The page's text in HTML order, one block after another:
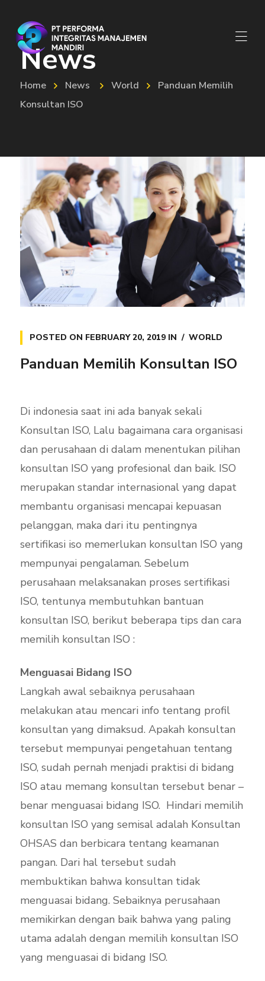
News
Home News World
Panduan Memilih
Konsultan ISO
POSTED ON FEBRUARY 20, 2019IN WORLD
Panduan Memilih Konsultan ISO
Di indonesia saat ini ada banyak sekali
Konsultan ISO, Lalu bagaimana cara organisasi
dan perusahaan di dalam menentukan pilihan
konsultan ISO yang profesional dan baik. ISO
merupakan standar internasional yang dapat
membantu organisasi mencapai kepuasan
pelanggan, maka dari itu pentingnya
sertifikasi iso memerlukan konsultan ISO yang
mempunyai pengalaman. Sebelum
perusahaan melaksanakan proses sertifikasi
ISO, tentunya membutuhkan bantuan
konsultan ISO, berikut beberapa tips dan cara
memilih konsultan ISO :
Menguasai Bidang ISO
Langkah awal sebaiknya perusahaan
melakukan atau mencari info tentang profil
konsultan yang dimaksud. Apakah konsultan
tersebut mempunyai pengetahuan tentang
ISO, sudah pernah menjadi praktisi di bidang
ISO atau memang konsultan tersebut benar –
benar menguasai bidang ISO. Hindari memilih
konsultan ISO yang semisal adalah Konsultan
OHSAS dan berbicara tentang keamanan
pangan. Dari hal tersebut sudah
membuktikan bahwa konsultan tidak
menguasai bidang. Sebaiknya perusahaan
memikirkan dengan baik bahwa yang paling
utama adalah dengan memilih konsultan ISO
yang menguasai di bidang ISO.